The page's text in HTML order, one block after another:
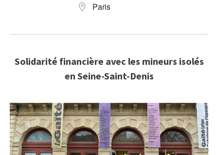
Paris
Solidarité financière avec les mineurs isolés
en Seine-Saint-Denis